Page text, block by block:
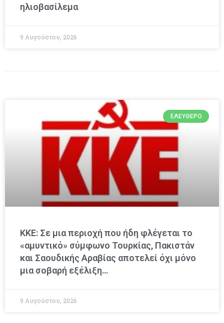
ηλιοβασίλεμα
9 Αυγούστου, 2026
ΕΛΕΎΘΕΡΟ
ΚΚΕ: Σε μια περιοχή που ήδη φλέγεται το
«αμυντικό» σύμφωνο Τουρκίας, Πακιστάν
και Σαουδικής Αραβίας αποτελεί όχι μόνο
μια σοβαρή εξέλιξη…
9 Αυγούστου, 2026